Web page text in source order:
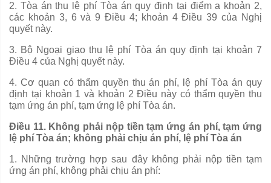
2. Tòa án thu lệ phí Tòa án quy định tại điểm a khoản 2,
các khoản 3, 6 và 9 Điều 4; khoản 4 Điều 39 của Nghị
quyết này.
3. Bộ Ngoại giao thu lệ phí Tòa án quy định tại khoản 7
Điều 4 của Nghị quyết này.
4. Cơ quan có thẩm quyền thu án phí, lệ phí Tòa án quy
định tại khoản 1 và khoản 2 Điều này có thẩm quyền thu
tạm ứng án phí, tạm ứng lệ phí Tòa án.
Điều 11. Không phải nộp tiền tạm ứng án phí, tạm ứng
lệ phí Tòa án; không phải chịu án phí, lệ phí Tòa án
1. Những trường hợp sau đây không phải nộp tiền tạm
ứng án phí, không phải chịu án phí: